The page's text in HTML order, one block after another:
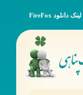
لینک دانلود FireFox